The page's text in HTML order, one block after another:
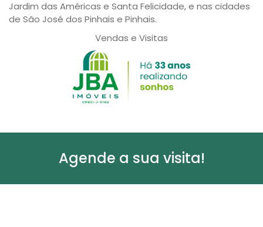
Jardim das Américas e Santa Felicidade, e nas cidades
de São José dos Pinhais e Pinhais.
Vendas e Visitas
Agende a sua visita!